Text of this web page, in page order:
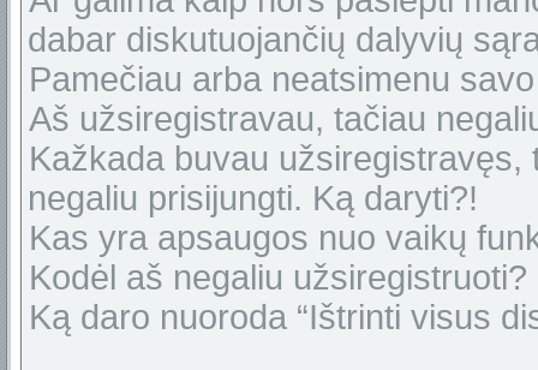
dabar diskutuojančių dalyvių
Pamečiau arba neatsimenu
Aš užsiregistravau, tačiau
Kažkada buvau
negaliu prisijungti. Ką daryti?!
Kas yra apsaugos nuo vaikų
Kodėl aš negaliu užsiregistruoti?
Ką daro nuoroda “Ištrinti visus